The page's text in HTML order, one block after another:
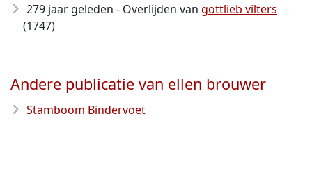
279 jaar geleden - Overlijden van gottlieb vilters
(1747)
Andere publicatie van ellen brouwer
Stamboom Bindervoet